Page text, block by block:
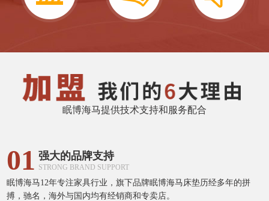
眠博海马提供技术支持和服务配合
01 强大的品牌支持
STRONG BRAND SUPPORT
眠博海马12年专注家具行业，旗下品牌眠博海马床垫历经多年的拼
搏，驰名，海外与国内均有经销商和专卖店。